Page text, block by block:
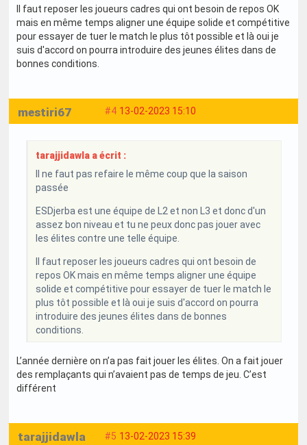
Il faut reposer les joueurs cadres qui ont besoin de repos OK
mais en même temps aligner une équipe solide et compétitive
pour essayer de tuer le match le plus tôt possible et là oui je
suis d'accord on pourra introduire des jeunes élites dans de
bonnes conditions.
#4 13-02-2023 15:10
mestiri67
tarajjidawla a écrit :
Il ne faut pas refaire le même coup que la saison
passée
ESDjerba est une équipe de L2 et non L3 et donc d'un
assez bon niveau et tu ne peux donc pas jouer avec
les élites contre une telle équipe.
Il faut reposer les joueurs cadres qui ont besoin de
repos OK mais en même temps aligner une équipe
solide et compétitive pour essayer de tuer le match le
plus tôt possible et là oui je suis d'accord on pourra
introduire des jeunes élites dans de bonnes
conditions.
L’année dernière on n’a pas fait jouer les élites. On a fait jouer
des remplaçants qui n’avaient pas de temps de jeu. C’est
différent
#5 13-02-2023 15:39
tarajjidawla